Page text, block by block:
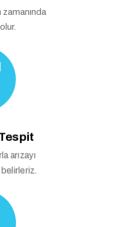
arızayı
belirleriz.